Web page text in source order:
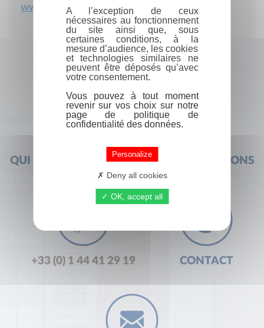
www.editions-lgr.fr
QUI SOMMES-NOUS ?FOIRE AUX QUESTIONS
+33 (0) 1 44 41 29 19 CONTACT
A l’exception de ceux
nécessaires au fonctionnement
du site ainsi que, sous
certaines conditions, à la
mesure d’audience, les cookies
et technologies similaires ne
peuvent être déposés qu’avec
votre consentement.
Vous pouvez à tout moment
revenir sur vos choix sur notre
page de politique de
confidentialité des données.
Personalize
Deny all cookies
OK, accept all